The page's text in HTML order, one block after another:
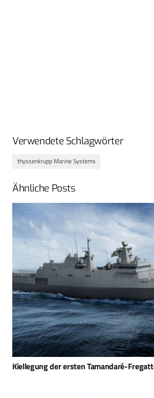
Verwendete Schlagwörter
thyssenkrupp Marine Systems
Ähnliche Posts
Neue indische U-Boote aus Deutschland?